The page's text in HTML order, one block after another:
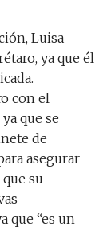
Luisa
ya que él
con el
que se
de
asegurar
su
que “es un